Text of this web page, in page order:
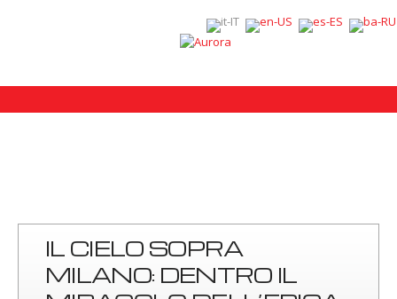
IL CIELO SOPRA
MILANO: DENTRO IL